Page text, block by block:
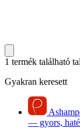
1 termék található
Gyakran keresett
— gyors,